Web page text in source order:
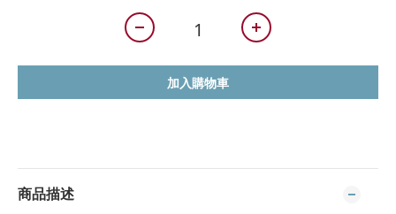
加入購物車
商品描述